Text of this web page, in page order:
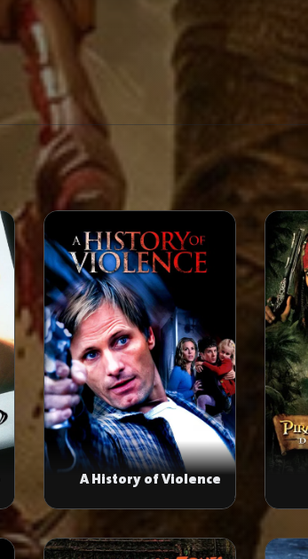
A History of Violence